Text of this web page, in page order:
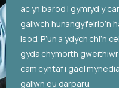
ac yn barod i gymryd y
gallwch hunangyfeirio’n
isod. P’un a ydych chi’n
gyda chymorth
cam cyntaf i gael
gallwn eu darparu.
Cymraeg